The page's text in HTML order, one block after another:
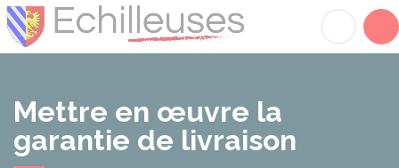
Mettre en œuvre la
garantie de livraison